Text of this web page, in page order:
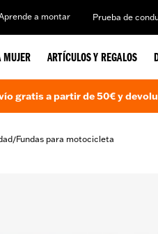
a montar Prueba de
MUJER ARTÍCULOS Y REGALOS
gratis a partir de 50€ y
/Fundas para motocicleta